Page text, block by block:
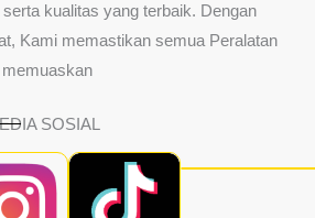
kualitas yang terbaik. Dengan
Kami memastikan semua Peralatan
SOSIAL